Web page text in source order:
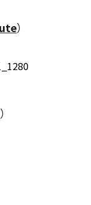
）
）